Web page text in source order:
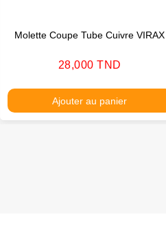
Molette Coupe Tube Cuivre VIRAX
Prix
28,000 TND
Ajouter au panier